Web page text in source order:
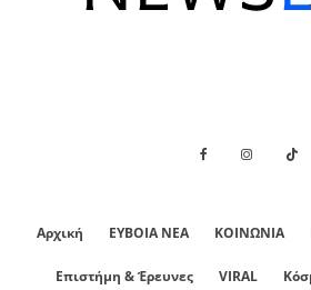
Αρχική ΕΥΒΟΙΑ ΝΕΑ ΚΟΙΝΩΝΙΑ
Επιστήμη & Έρευνες VIRAL